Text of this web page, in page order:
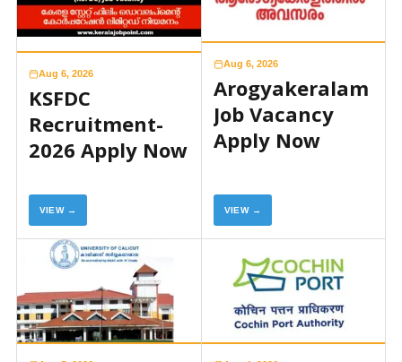
Aug 6, 2026
KSFDC
Recruitment-
2026 Apply Now
VIEW →
Aug 6, 2026
Arogyakeralam
Job Vacancy
Apply Now
VIEW →